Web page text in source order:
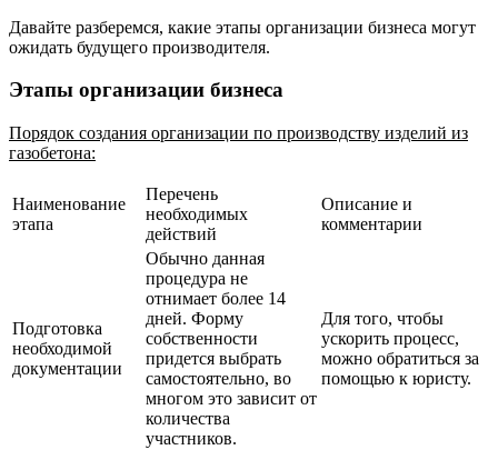
Давайте разберемся, какие этапы организации бизнеса могут
ожидать будущего производителя.
Этапы организации бизнеса
Порядок создания организации по производству изделий из
газобетона:
Наименование
этапа
Перечень
необходимых
действий
Описание и
комментарии
Подготовка
необходимой
документации
Обычно данная
процедура не
отнимает более 14
дней. Форму
собственности
придется выбрать
самостоятельно, во
многом это зависит от
количества
участников.
Для того, чтобы
ускорить процесс,
можно обратиться за
помощью к юристу.